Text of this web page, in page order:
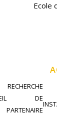
Ecole
RECHERCHE
DE
PARTENAIRE